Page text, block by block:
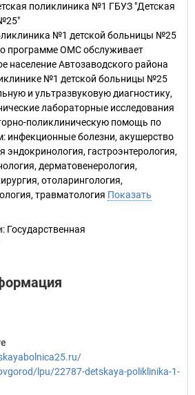
поликлиника №1 ГБУЗ "Детская
№1 детской больницы №25
программе ОМС обслуживает
население Автозаводского района
№1 детской больницы №25
и ультразвуковую диагностику,
лабораторные исследования
поликлиническую помощь по
болезни, акушерство
эндокринология, гастроэнтерология,
дерматовенерология,
отоларингология,
травматология Показать
: Государственная
lpu/22787-detskaya-poliklinika-1-